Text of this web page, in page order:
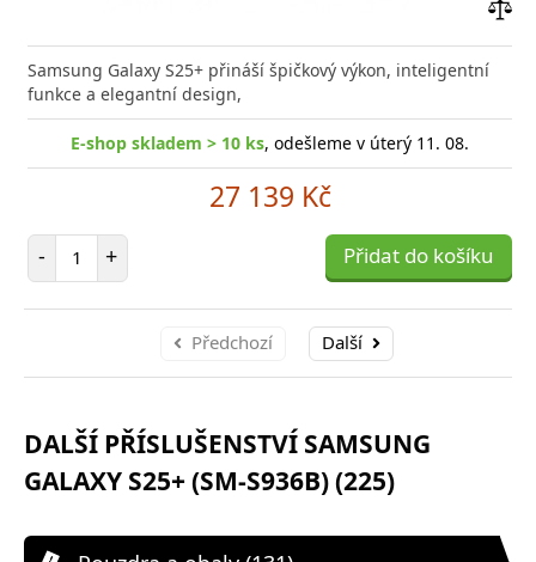
Samsung Galaxy S25+ přináší špičkový výkon, inteligentní
funkce a elegantní design,
E-shop skladem > 10 ks, odešleme v úterý 11. 08.
27 139 Kč
- Počet položek
+ Přidat do košíku
Předchozí Další
DALŠÍ PŘÍSLUŠENSTVÍ SAMSUNG
GALAXY S25+ (SM-S936B) (225)